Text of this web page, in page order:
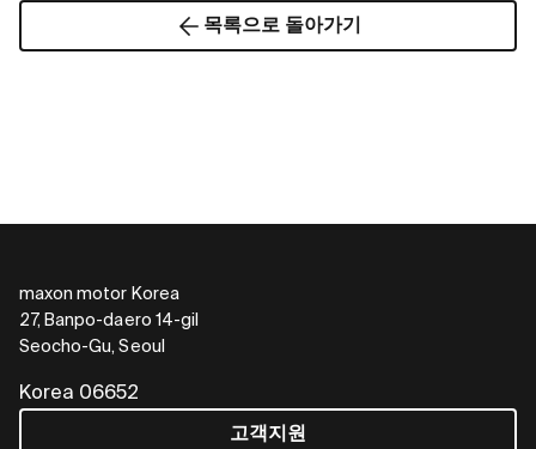
목록으로 돌아가기
maxon motor Korea
27, Banpo-daero 14-gil
Seocho-Gu, Seoul
Korea 06652
고객지원